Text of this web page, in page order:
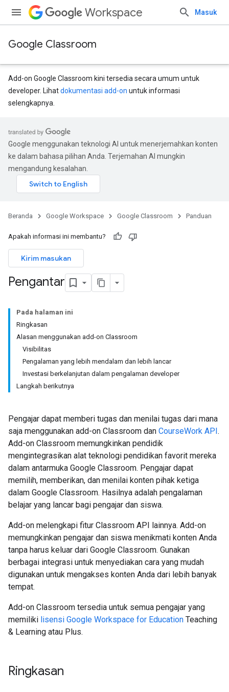
Workspace Masuk
Google Classroom
Add-on Google Classroom kini tersedia secara umum untuk
developer. Lihatdokumentasi add-on untuk informasi
selengkapnya.
Google menggunakan teknologi AI untuk menerjemahkan konten
ke dalam bahasa pilihan Anda. Terjemahan AI mungkin
mengandung kesalahan.
Beranda Google Workspace Google Classroom Panduan
Apakah informasi ini membantu?
Kirim masukan
Pengantar
Pada halaman ini
Ringkasan
Alasan menggunakan add-on Classroom
Visibilitas
Pengalaman yang lebih mendalam dan lebih lancar
Investasi berkelanjutan dalam pengalaman developer
Langkah berikutnya
Pengajar dapat memberi tugas dan menilai tugas dari mana
saja menggunakan add-on Classroom dan CourseWork API.
Add-on Classroom memungkinkan pendidik
mengintegrasikan alat teknologi pendidikan favorit mereka
dalam antarmuka Google Classroom. Pengajar dapat
memilih, memberikan, dan menilai konten pihak ketiga
dalam Google Classroom. Hasilnya adalah pengalaman
belajar yang lancar bagi pengajar dan siswa.
Add-on melengkapi fitur Classroom API lainnya. Add-on
memungkinkan pengajar dan siswa menikmati konten Anda
tanpa harus keluar dari Google Classroom. Gunakan
berbagai integrasi untuk menyediakan cara yang mudah
digunakan untuk mengakses konten Anda dari lebih banyak
tempat.
Add-on Classroom tersedia untuk semua pengajar yang
memiliki lisensi Google Workspace for Education Teaching
& Learning atau Plus.
Ringkasan